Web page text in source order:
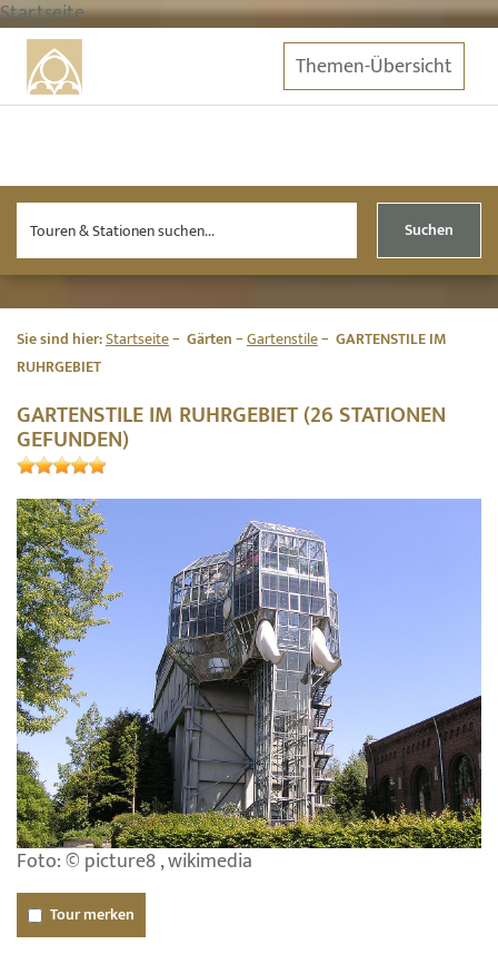
Startseite
Themen-Übersicht
Suchen
Sie sind hier:Startseite Gärten Gartenstile
GARTENSTILE IM
RUHRGEBIET
GARTENSTILE IM RUHRGEBIET (26 STATIONEN
GEFUNDEN)
Foto: © picture8 , wikimedia
Tour merken